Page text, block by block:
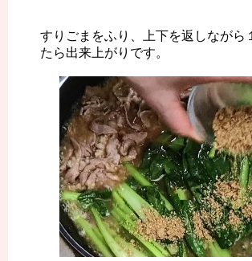
すりごまをふり、上下を返しながら
たら出来上がりです。